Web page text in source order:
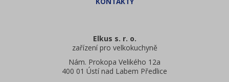
Elkus s. r. o.
zařízení pro velkokuchyně
Nám. Prokopa Velikého 12a
400 01 Ústí nad Labem Předlice